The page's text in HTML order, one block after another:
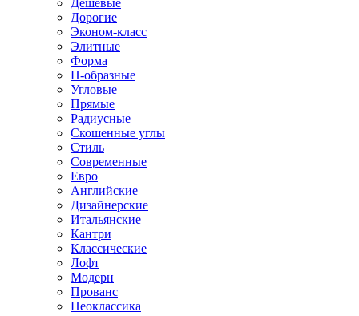
Дешевые
Дорогие
Эконом-класс
Элитные
Форма
П-образные
Угловые
Прямые
Радиусные
Скошенные углы
Стиль
Современные
Евро
Английские
Дизайнерские
Итальянские
Кантри
Классические
Лофт
Модерн
Прованс
Неоклассика